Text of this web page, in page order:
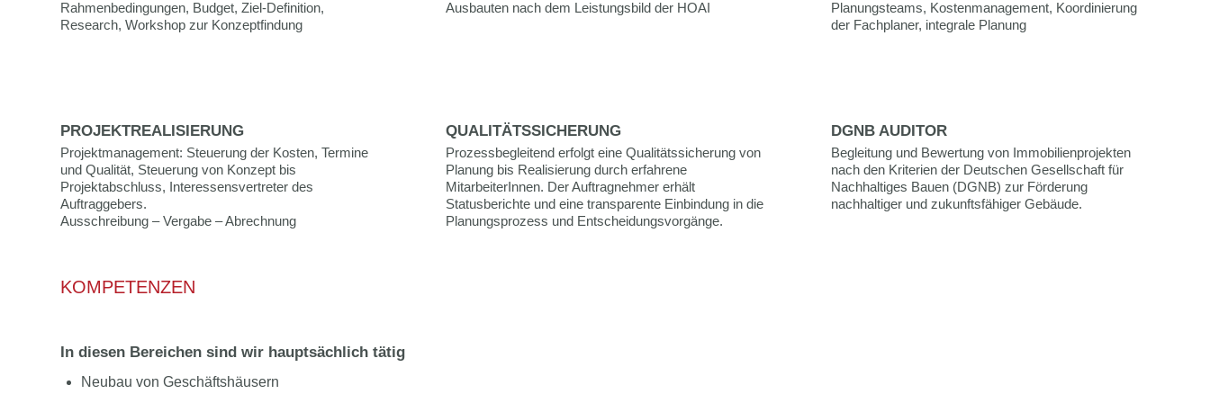
Rahmenbedingungen, Budget, Ziel-Definition,
Research, Workshop zur Konzeptfindung
Ausbauten nach dem Leistungsbild der HOAI
Planungsteams, Kostenmanagement, Koordinierung
der Fachplaner, integrale Planung
PROJEKTREALISIERUNG
Projektmanagement: Steuerung der Kosten, Termine
und Qualität, Steuerung von Konzept bis
Projektabschluss, Interessensvertreter des
Auftraggebers.
Ausschreibung – Vergabe – Abrechnung
QUALITÄTSSICHERUNG
Prozessbegleitend erfolgt eine Qualitätssicherung von
Planung bis Realisierung durch erfahrene
MitarbeiterInnen. Der Auftragnehmer erhält
Statusberichte und eine transparente Einbindung in die
Planungsprozess und Entscheidungsvorgänge.
DGNB AUDITOR
Begleitung und Bewertung von Immobilienprojekten
nach den Kriterien der Deutschen Gesellschaft für
Nachhaltiges Bauen (DGNB) zur Förderung
nachhaltiger und zukunftsfähiger Gebäude.
KOMPETENZEN
In diesen Bereichen sind wir hauptsächlich tätig
Neubau von Geschäftshäusern